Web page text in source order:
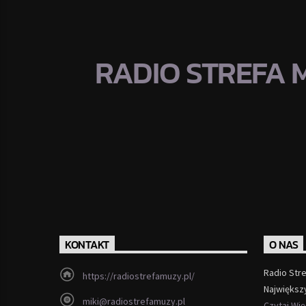
RADIO STREFA
KONTAKT
https://radiostrefamuzy.pl/
miki@radiostrefamuzy.pl
O NAS
Radio